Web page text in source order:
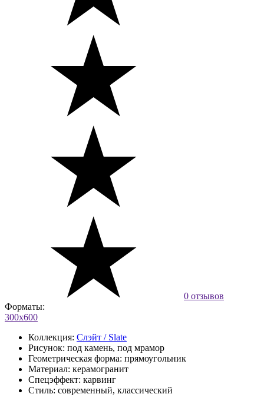
0 отзывов
Форматы:
300х600
Коллекция: Слэйт / Slate
Рисунок: под камень, под мрамор
Геометрическая форма: прямоугольник
Материал: керамогранит
Спецэффект: карвинг
Стиль: современный, классический